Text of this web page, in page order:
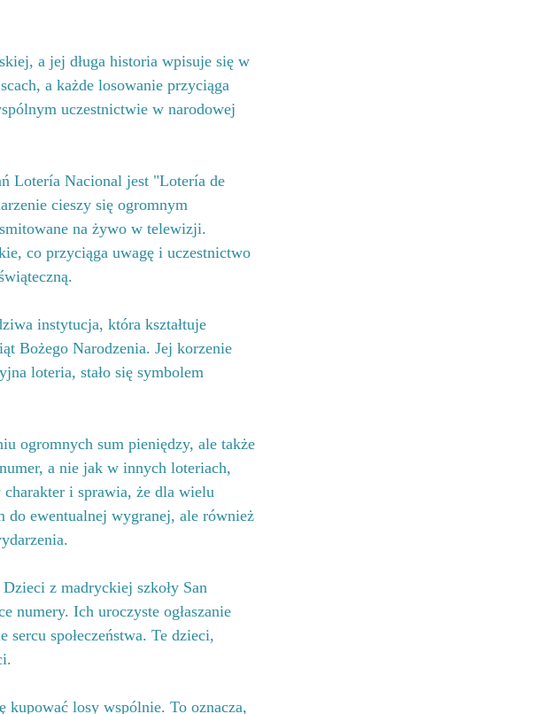
a jej długa historia wpisuje się w
a każde losowanie przyciąga
uczestnictwie w narodowej
Lotería Nacional jest "Lotería de
cieszy się ogromnym
na żywo w telewizji.
co przyciąga uwagę i uczestnictwo
instytucja, która kształtuje
Bożego Narodzenia. Jej korzenie
loteria, stało się symbolem
ogromnych sum pieniędzy, ale także
a nie jak w innych loteriach,
i sprawia, że dla wielu
do ewentualnej wygranej, ale również
z madryckiej szkoły San
numery. Ich uroczyste ogłaszanie
społeczeństwa. Te dzieci,
kupować losy wspólnie. To oznacza,